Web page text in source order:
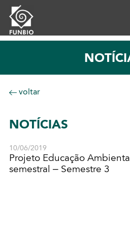
voltar
NOTÍCIAS
10/06/2019
Projeto Educação
semestral – Semestre 3